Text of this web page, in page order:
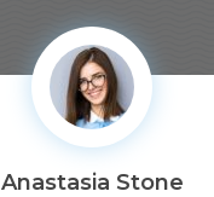
Anastasia Stone